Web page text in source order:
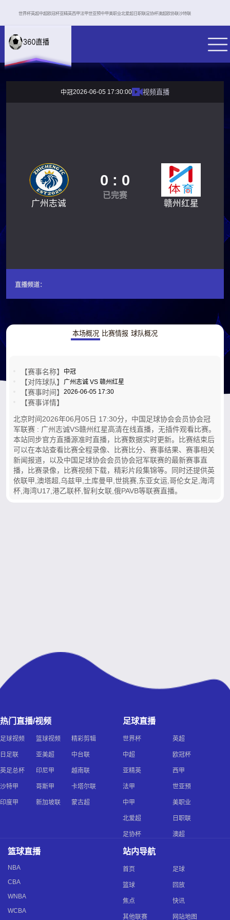
世界杯英超中超欧冠杯亚精英西甲法甲世亚预中甲美职业北爱超日职联足协杯澳超欧协联沙特联
中冠2026-06-05 17:30:00 视频直播
广州志诚
0 : 0
已完赛
赣州红星
直播频道：
本场概况 比赛情报 球队概况
【赛事名称】 中冠
【对阵球队】 广州志诚 VS 赣州红星
【赛事时间】 2026-06-05 17:30
【赛事详情】
北京时间2026年06月05日 17:30分，中国足球协会会员协会冠
军联赛 : 广州志诚VS赣州红星高清在线直播，无插件观看比赛。
本站同步官方直播源准时直播，比赛数据实时更新。比赛结束后
可以在本站查看比赛全程录像、比赛比分、赛事结果、赛事相关
新闻报道，以及中国足球协会会员协会冠军联赛的最新赛事直
播，比赛录像，比赛视频下载，精彩片段集锦等。同时还提供英
依联甲,澳塔超,乌兹甲,土库曼甲,世挑赛,东亚女运,哥伦女足,海湾
杯,海湾U17,港乙联杯,智利女联,俄PAVB等联赛直播。
热门直播/视频
足球视频 篮球视频 精彩剪辑
日足联 亚美超 中台联
英足总杯 印尼甲 越南联
沙特甲 哥斯甲 卡塔尔联
印度甲 新加坡联 蒙古超
足球直播
世界杯 英超
中超 欧冠杯
亚精英 西甲
法甲 世亚预
中甲 美职业
北爱超 日职联
足协杯 澳超
篮球直播
NBA
CBA
WNBA
WCBA
站内导航
首页 足球
篮球 回放
焦点 快讯
其他联赛 网站地图